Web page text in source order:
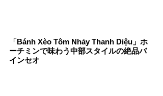
「Bánh Xèo Tôm Nhảy Thanh Diệu」ホ
ーチミンで味わう中部スタイルの絶品バ
インセオ